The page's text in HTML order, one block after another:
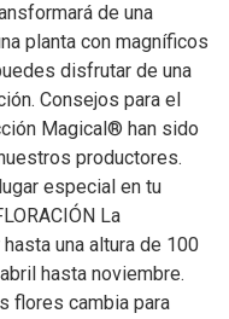
de una
planta con magníficos
disfrutar de una
Consejos para el
Magical® han sido
productores.
especial en tu
La
una altura de 100
hasta noviembre.
flores cambia para